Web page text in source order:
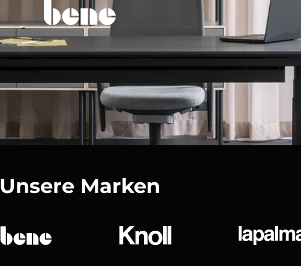
Unsere Marken